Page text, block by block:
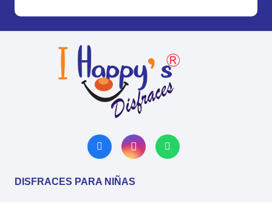
DISFRACES PARA NIÑAS